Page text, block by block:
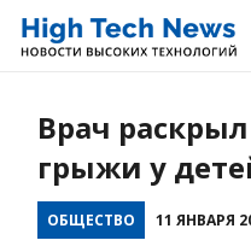
Врач
грыжи у
ОБЩЕСТВО 11 ЯНВАРЯ